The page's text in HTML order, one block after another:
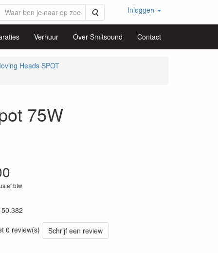
Zoeken Inloggen
Verhuur Over Smitsound Contact
Heads SPOT
75W
btw
0 review(s)
Schrijf een review